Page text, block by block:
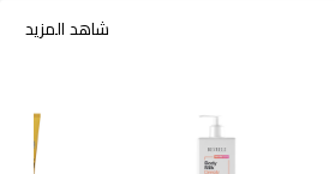
شاهد المزيد